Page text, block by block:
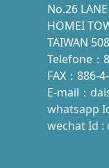
No.26
HOMEI
TAIWAN
Telefone：
FAX：886-
E-mail：
whatsapp
wechat Id :